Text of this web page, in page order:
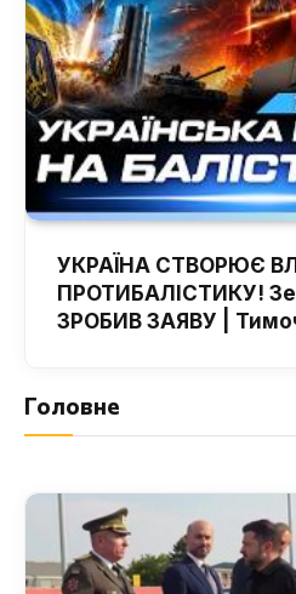
УКРАЇНА СТВОРЮЄ
ПРОТИБАЛІСТИКУ!
ЗРОБИВ ЗАЯВУ |
Головне